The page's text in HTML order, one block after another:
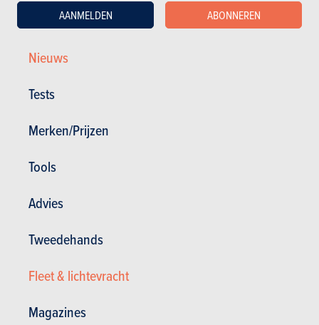
Nieuws
Tests
Merken/Prijzen
Tools
Advies
Tweedehands
Fleet & lichtevracht
Magazines
AANMELDEN ABONNEREN
Autotests
©2026 Produpress NV | Over ProduPress |